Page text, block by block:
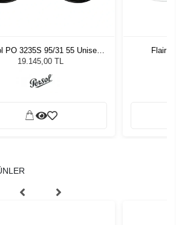
PO 3235S 95/31 55 Unisex
Güneş Gözlüğü
19.145,00 TL
Flair